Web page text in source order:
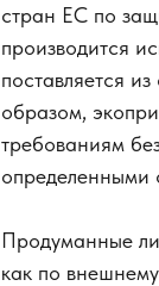
стран ЕС по
производится
поставляется
образом,
требованиям
определенными
Продуманные
как по